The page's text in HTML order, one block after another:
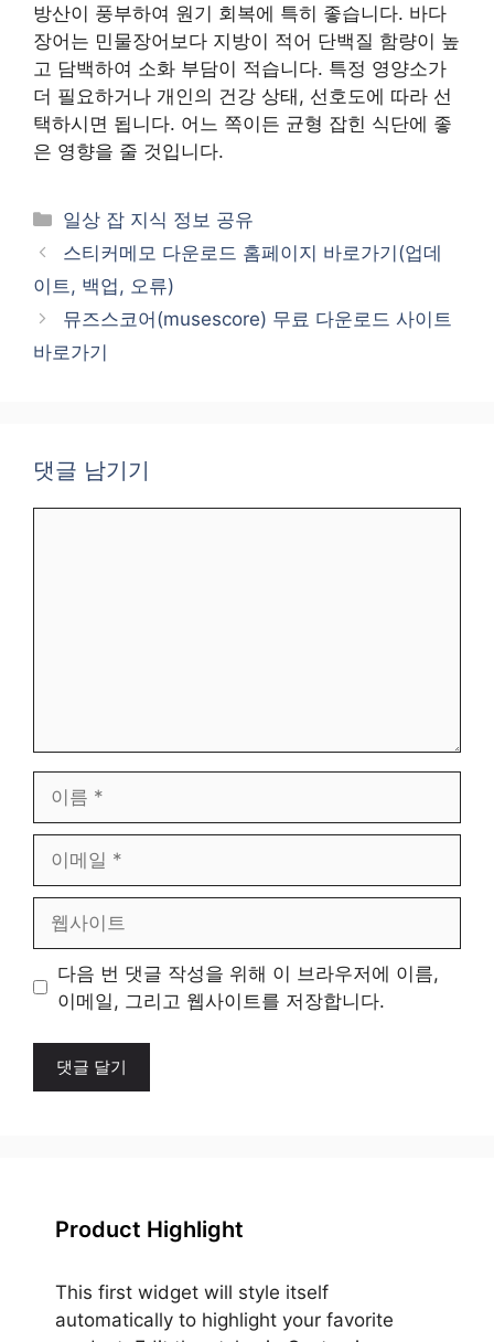
방산이 풍부하여 원기 회복에 특히 좋습니다. 바다
장어는 민물장어보다 지방이 적어 단백질 함량이 높
고 담백하여 소화 부담이 적습니다. 특정 영양소가
더 필요하거나 개인의 건강 상태, 선호도에 따라 선
택하시면 됩니다. 어느 쪽이든 균형 잡힌 식단에 좋
은 영향을 줄 것입니다.
카
테
리
일상 잡 지식 정보 공유
스티커메모 다운로드 홈페이지 바로가기(업데
이트, 백업, 오류)
뮤즈스코어(musescore) 무료 다운로드 사이트
바로가기
댓글 남기기
일
트
다음 번 댓글 작성을 위해 이 브라우저에 이름,
이메일, 그리고 웹사이트를 저장합니다.
Product Highlight
This first widget will style itself
automatically to highlight your favorite